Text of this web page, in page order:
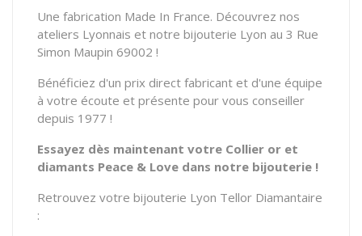
Une fabrication Made In France. Découvrez nos
ateliers Lyonnais et notre bijouterie Lyon au 3 Rue
Simon Maupin 69002 !
Bénéficiez d'un prix direct fabricant et d'une équipe
à votre écoute et présente pour vous conseiller
depuis 1977 !
Essayez dès maintenant votre Collier or et
diamants Peace & Love dans notre bijouterie !
Retrouvez votre bijouterie Lyon Tellor Diamantaire
: